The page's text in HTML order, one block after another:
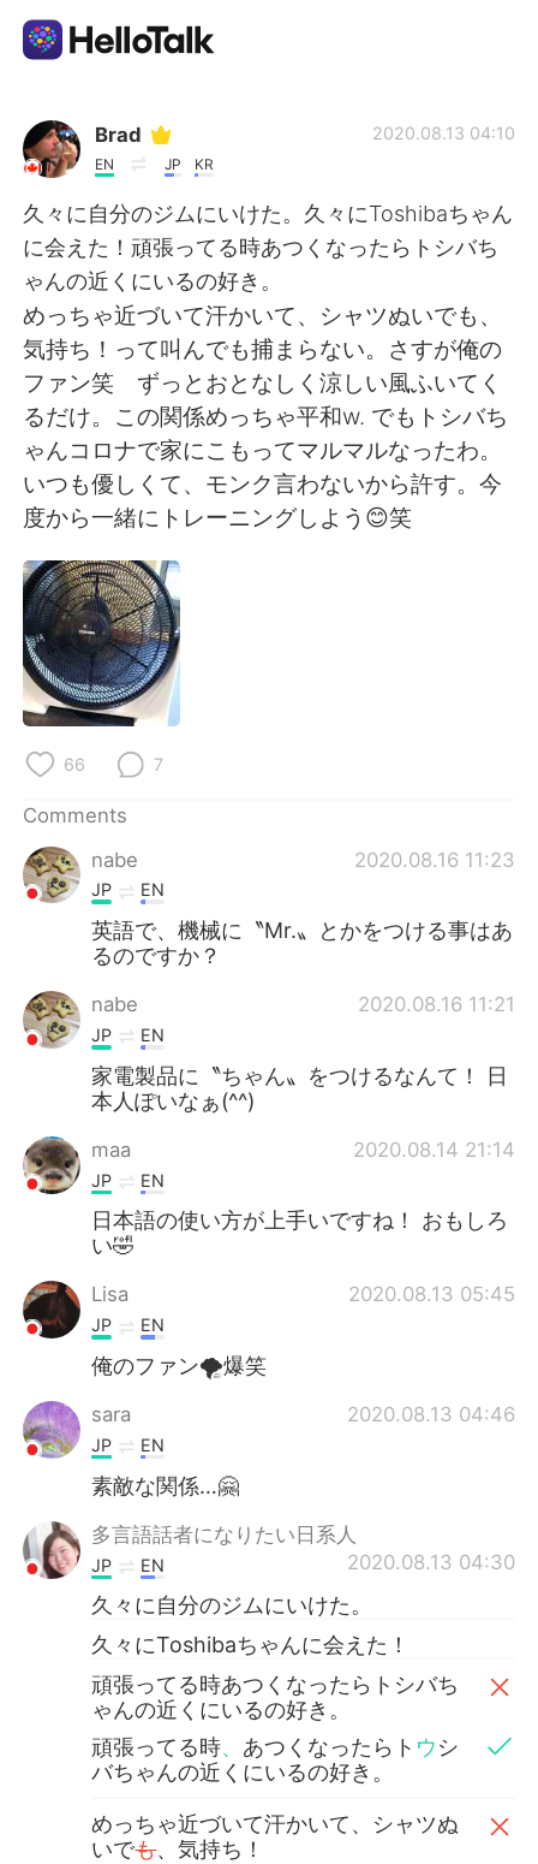
Language Exchange App
AI Grammar Checker
English
简体中文 繁體中文
Español العربية
Français Deutsch
Русский
Indonesia
Türkçe
Brad
EN JP KR
2020.08.13 04:10
久々に自分のジムにいけた。久々にToshibaちゃん
に会えた！頑張ってる時あつくなったらトシバち
ゃんの近くにいるの好き。
めっちゃ近づいて汗かいて、シャツぬいでも、
気持ち！って叫んでも捕まらない。さすが俺の
ファン笑 ずっとおとなしく涼しい風ふいてく
るだけ。この関係めっちゃ平和w. でもトシバち
ゃんコロナで家にこもってマルマルなったわ。
いつも優しくて、モンク言わないから許す。今
度から一緒にトレーニングしよう😊笑
66 7
Comments
nabe
2020.08.16 11:23
JP EN
英語で、機械に〝Mr.〟とかをつける事はあ
るのですか？
nabe 2020.08.16 11:21
JP EN
家電製品に〝ちゃん〟をつけるなんて！ 日
本人ぽいなぁ(^^)
maa 2020.08.14 21:14
JP EN
日本語の使い方が上手いですね！ おもしろ
い🤣
Lisa 2020.08.13 05:45
JP EN
俺のファン🌪爆笑
sara 2020.08.13 04:46
JP EN
素敵な関係…🤗
多言語話者になりたい日系人
2020.08.13 04:30
JP EN
久々に自分のジムにいけた。
久々にToshibaちゃんに会えた！
頑張ってる時あつくなったらトシバち
ゃんの近くにいるの好き。
頑張ってる時、 あつくなったらト ウシ
バちゃんの近くにいるの好き。
めっちゃ近づいて汗かいて、シャツぬ
いでも、気持ち！